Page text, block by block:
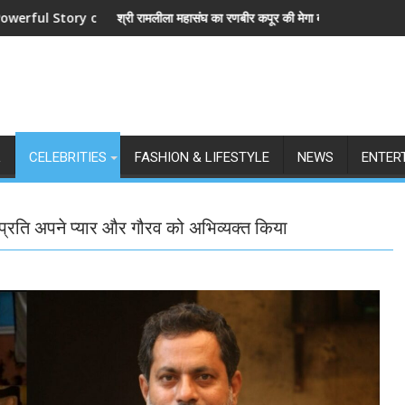
and Love
महासंघ का रणबीर कपूर की मेगा बजट फिल्म रामायण के मेकर्स को चेतावनीछात्रों के समर्थन में
CELEBRITIES FASHION & LIFESTYLE NEWS
अपने प्यार और गौरव को अभिव्यक्त किया